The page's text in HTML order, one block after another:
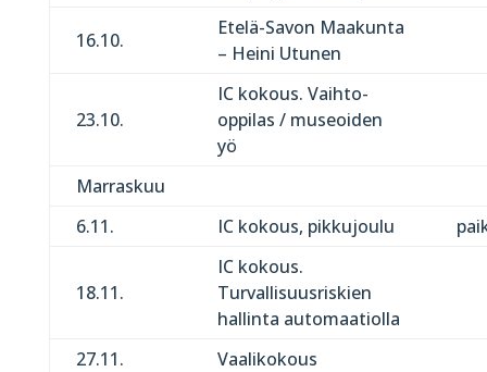
16.10.
Etelä-Savon Maakunta
– Heini Utunen
23.10.
IC kokous. Vaihto-
oppilas / museoiden
yö
Marraskuu
6.11.
IC kokous, pikkujoulu
18.11.
IC kokous.
Turvallisuusriskien
hallinta automaatiolla
27.11.
Vaalikokous